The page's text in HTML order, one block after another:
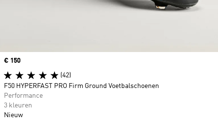
Price
€ 150
(42)
F50 HYPERFAST PRO Firm Ground Voetbalschoenen
Performance
3 kleuren
Nieuw